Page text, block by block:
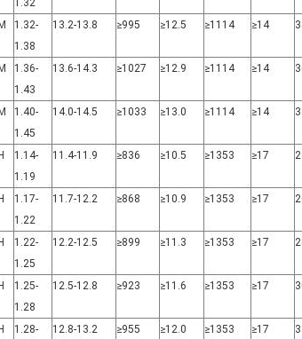
1.32-
1.38
13.2-13.8 ≥995 ≥12.5 ≥1114 ≥14
1.36-
1.43
13.6-14.3 ≥1027 ≥12.9 ≥1114 ≥14
1.40-
1.45
14.0-14.5 ≥1033 ≥13.0 ≥1114 ≥14
1.14-
1.19
11.4-11.9 ≥836 ≥10.5 ≥1353 ≥17
1.17-
1.22
11.7-12.2 ≥868 ≥10.9 ≥1353 ≥17
1.22-
1.25
12.2-12.5 ≥899 ≥11.3 ≥1353 ≥17
1.25-
1.28
12.5-12.8 ≥923 ≥11.6 ≥1353 ≥17
1.28-
12.8-13.2 ≥955 ≥12.0 ≥1353 ≥17